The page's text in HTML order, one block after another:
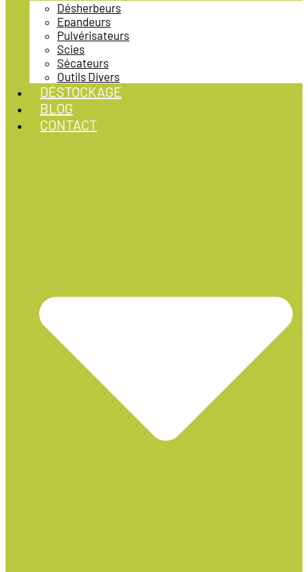
Désherbeurs
Epandeurs
Pulvérisateurs
Scies
Sécateurs
Outils Divers
DÉSTOCKAGE
BLOG
CONTACT